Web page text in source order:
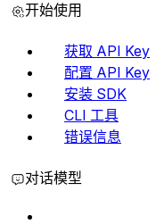
开始使用
获取 API Key
配置 API Key
安装 SDK
CLI 工具
错误信息
对话模型